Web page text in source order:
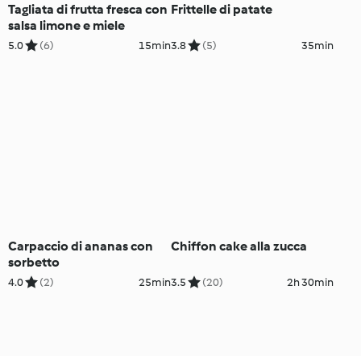
Tagliata di frutta fresca con
salsa limone e miele
5.0 (6) 15min
Frittelle di patate
3.8 (5) 35min
Carpaccio di ananas con
sorbetto
4.0 (2) 25min
Chiffon cake alla zucca
3.5 (20) 2h 30min